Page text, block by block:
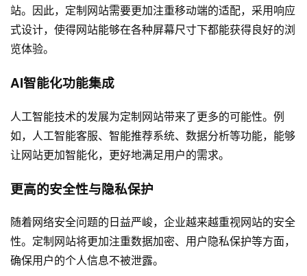
站。因此，定制网站需要更加注重移动端的适配，采用响应
式设计，使得网站能够在各种屏幕尺寸下都能获得良好的浏
览体验。
AI智能化功能集成
人工智能技术的发展为定制网站带来了更多的可能性。例
如，人工智能客服、智能推荐系统、数据分析等功能，能够
让网站更加智能化，更好地满足用户的需求。
更高的安全性与隐私保护
随着网络安全问题的日益严峻，企业越来越重视网站的安全
性。定制网站将更加注重数据加密、用户隐私保护等方面，
确保用户的个人信息不被泄露。